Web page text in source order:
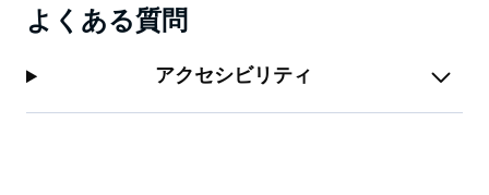
よくある質問
アクセシビリティ